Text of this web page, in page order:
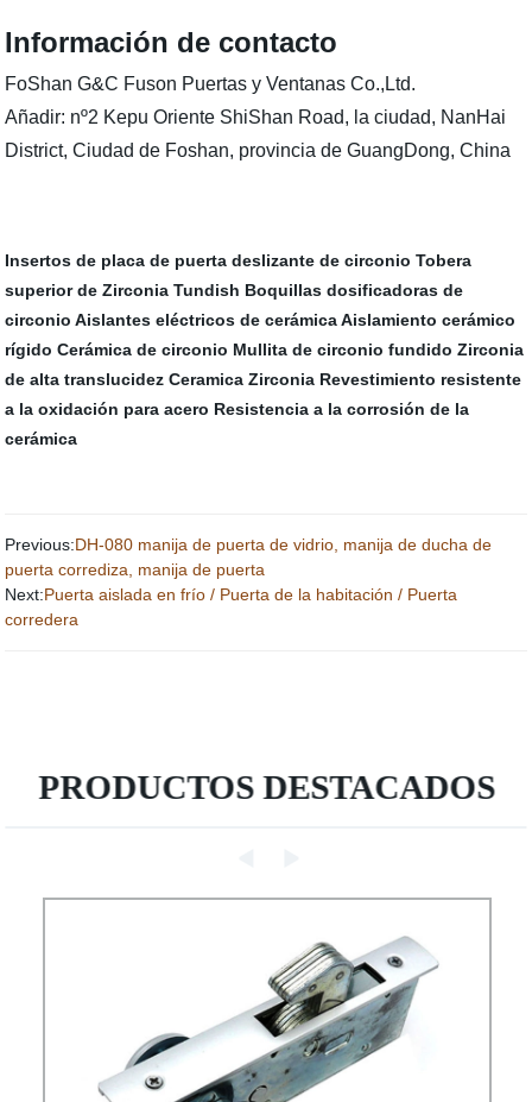
Información de contacto
FoShan G&C Fuson Puertas y Ventanas Co.,Ltd.
Añadir: nº2 Kepu Oriente ShiShan Road, la ciudad, NanHai
District, Ciudad de Foshan, provincia de GuangDong, China
Insertos de placa de puerta deslizante de circonio Tobera
superior de Zirconia Tundish Boquillas dosificadoras de
circonio Aislantes eléctricos de cerámica Aislamiento cerámico
rígido Cerámica de circonio Mullita de circonio fundido Zirconia
de alta translucidez Ceramica Zirconia Revestimiento resistente
a la oxidación para acero Resistencia a la corrosión de la
cerámica
Previous:DH-080 manija de puerta de vidrio, manija de ducha de
puerta corrediza, manija de puerta
Next:Puerta aislada en frío / Puerta de la habitación / Puerta
corredera
PRODUCTOS DESTACADOS